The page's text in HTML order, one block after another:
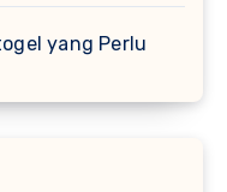
yang Perlu